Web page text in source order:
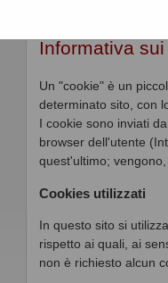
Informativa
Un "cookie" è un
determinato sito, con
I cookie sono inviati
browser dell'utente
quest'ultimo;
Cookies utilizzati
In questo sito si
rispetto ai quali, ai
non è richiesto alcun